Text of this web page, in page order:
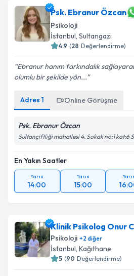
Psk. Ebranur Özcan
Psikoloji
İstanbul, Sultangazi
4.9 (28 Değerlendirme)
Ebranur hanım farkındalık
olumlu bir şekilde yön...
Adres 1 Online Görüşme
Psk. Ebranur Özcan
Sultançiftliği mahallesi 4. Sokak no:1 kat:6
En Yakın Saatler
Yarın
14:00
Yarın
15:00
Klinik Psikolog Onur
Psikoloji +2 diğer
İstanbul, Kağıthane
5 (90 Değerlendirme)